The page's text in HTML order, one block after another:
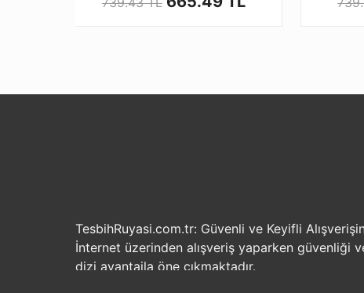
TesbihRuyasi.com.tr: Güvenli ve Keyifli
İnternet üzerinden alışveriş yaparken güvenliği
dizi avantajla öne çıkmaktadır.